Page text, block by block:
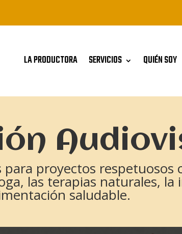
LA PRODUCTORA SERVICIOS QUIÉN SOY
proyectos respetuosos
las terapias naturales, la
saludable.